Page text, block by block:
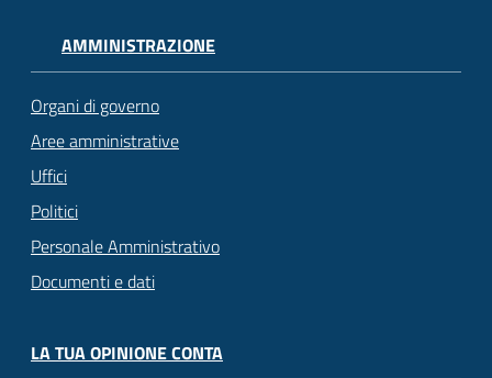
AMMINISTRAZIONE
Organi di governo
Aree amministrative
Uffici
Politici
Personale Amministrativo
Documenti e dati
LA TUA OPINIONE CONTA